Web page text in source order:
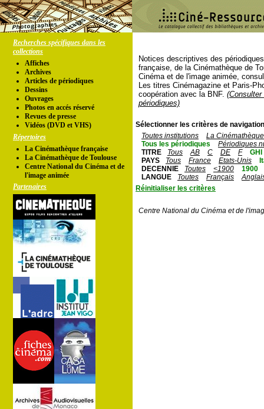
Recherches spécifiques dans les
collections
Affiches
Archives
Articles de périodiques
Dessins
Ouvrages
Photos en accés réservé
Revues de presse
Vidéos (DVD et VHS)
Répertoires
La Cinémathèque française
La Cinémathèque de Toulouse
Centre National du Cinéma et de
l'image animée
Partenaires
Notices descriptives des
française, de la Cinémathèque de
Cinéma et de l'image animée,
Les titres Cinémagazine et Paris-
coopération avec la BNF.
périodiques)
Sélectionner les critères de
Toutes institutions
La
Tous les périodiques
Périodiques
TITRE
Tous AB C DE F
GHI
PAYS
Tous France Etats-Unis
DECENNIE
Toutes <1900
1900
LANGUE
Toutes Français
Réinitialiser les critères
Centre National du Cinéma et de